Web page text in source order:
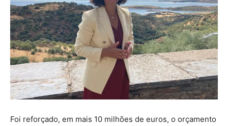
Foi reforçado, em mais 10 milhões de euros, o orçamento